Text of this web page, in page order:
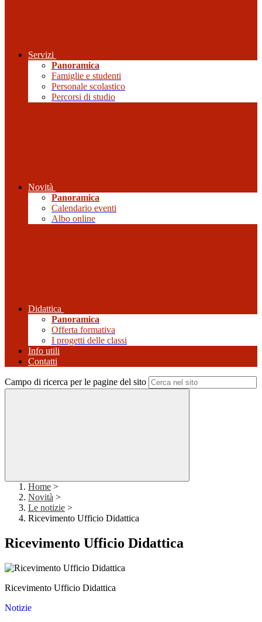
Servizi
Panoramica
Famiglie e studenti
Personale scolastico
Percorsi di studio
Novità
Panoramica
Calendario eventi
Albo online
Didattica
Panoramica
Offerta formativa
I progetti delle classi
Info utili
Contatti
Campo di ricerca per le pagine del sito
Home >
Novità >
Le notizie >
Ricevimento Ufficio Didattica
Ricevimento Ufficio Didattica
Ricevimento Ufficio Didattica
Notizie